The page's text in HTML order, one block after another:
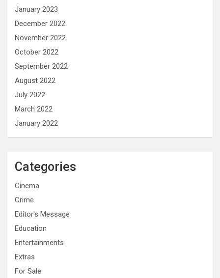
January 2023
December 2022
November 2022
October 2022
September 2022
August 2022
July 2022
March 2022
January 2022
Categories
Cinema
Crime
Editor's Message
Education
Entertainments
Extras
For Sale